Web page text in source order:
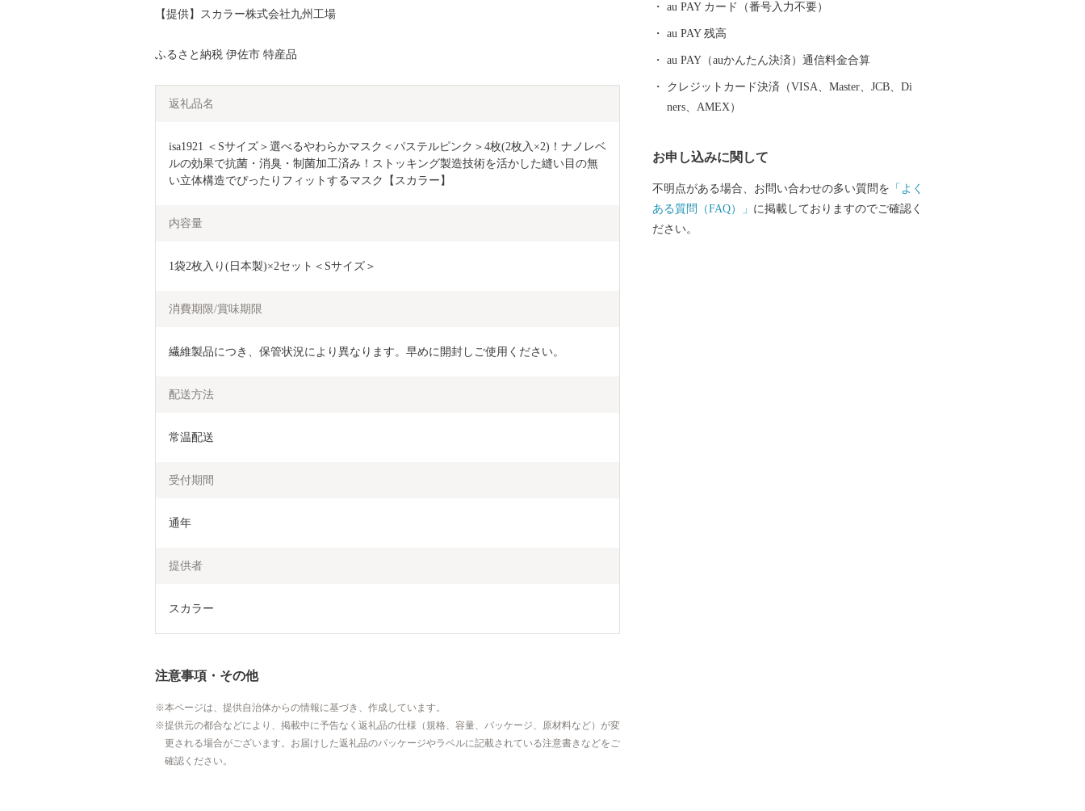
【提供】スカラー株式会社九州工場
ふるさと納税 伊佐市 特産品
返礼品名
isa1921 ＜Sサイズ＞選べるやわらかマスク＜パステルピンク＞4枚(2枚入×2)！ナノレベ
ルの効果で抗菌・消臭・制菌加工済み！ストッキング製造技術を活かした縫い目の無
い立体構造でぴったりフィットするマスク【スカラー】
内容量
1袋2枚入り(日本製)×2セット＜Sサイズ＞
消費期限/賞味期限
繊維製品につき、保管状況により異なります。早めに開封しご使用ください。
配送方法
常温配送
受付期間
通年
提供者
スカラー
注意事項・その他
本ページは、提供自治体からの情報に基づき、作成しています。
提供元の都合などにより、掲載中に予告なく返礼品の仕様（規格、容量、パッケージ、原材料など）が変
更される場合がございます。お届けした返礼品のパッケージやラベルに記載されている注意書きなどをご
確認ください。
au PAY カード（番号入力不要）
au PAY 残高
au PAY（auかんたん決済）通信料金合算
クレジットカード決済（VISA、Master、JCB、Di
ners、AMEX）
お申し込みに関して
不明点がある場合、お問い合わせの多い質問を 「よく
ある質問（FAQ）」 に掲載しておりますのでご確認く
ださい。